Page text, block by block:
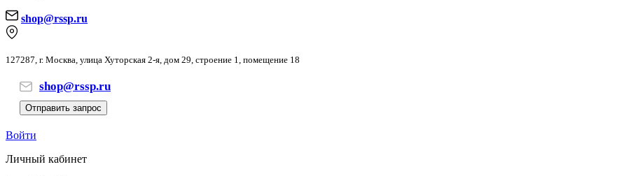
shop@rssp.ru
127287, г. Москва, улица Хуторская 2-я, дом 29, строение 1, помещение 18
shop@rssp.ru
Отправить запрос
Войти
Личный кабинет